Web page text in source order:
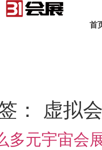
首
： 虚拟
多元宇宙会